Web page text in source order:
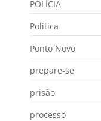
POLÍCIA
Política
Ponto Novo
prepare-se
prisão
processo